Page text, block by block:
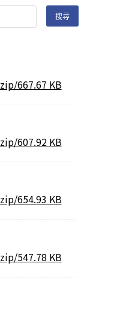
zip/667.67 KB
zip/607.92 KB
zip/654.93 KB
zip/547.78 KB